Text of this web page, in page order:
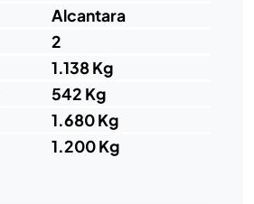
Alcantara
2
1.138 Kg
542 Kg
1.680 Kg
1.200 Kg